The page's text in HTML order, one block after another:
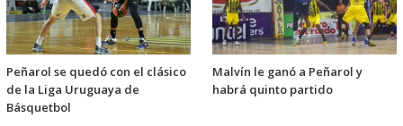
Peñarol se quedó con el clásico
de la Liga Uruguaya de
Básquetbol
Malvín le ganó a Peñarol y
habrá quinto partido